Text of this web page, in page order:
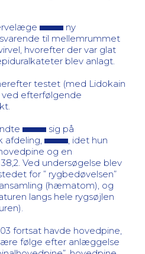
ny
til mellemrummet
hvorefter der var glat
blev anlagt.
testet (med Lidokain
ved efterfølgende
sig på
, idet hun
og en
Ved undersøgelse blev
for ” rygbedøvelsen”
(hæmatom), og
langs hele rygsøjlen
fortsat havde hovedpine,
følge efter anlæggelse